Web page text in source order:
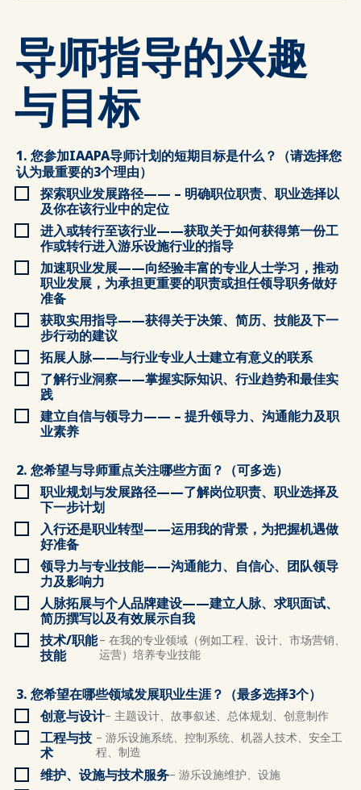
导师指导的兴趣
与目标
1. 您参加IAAPA导师计划的短期目标是什么？（请选择您
认为最重要的3个理由）
探索职业发展路径—— – 明确职位职责、职业选择以
及你在该行业中的定位
进入或转行至该行业——获取关于如何获得第一份工
作或转行进入游乐设施行业的指导
加速职业发展——向经验丰富的专业人士学习，推动
职业发展，为承担更重要的职责或担任领导职务做好
准备
获取实用指导——获得关于决策、简历、技能及下一
步行动的建议
拓展人脉——与行业专业人士建立有意义的联系
了解行业洞察——掌握实际知识、行业趋势和最佳实
践
建立自信与领导力—— – 提升领导力、沟通能力及职
业素养
2. 您希望与导师重点关注哪些方面？（可多选）
职业规划与发展路径——了解岗位职责、职业选择及
下一步计划
入行还是职业转型——运用我的背景，为把握机遇做
好准备
领导力与专业技能——沟通能力、自信心、团队领导
力及影响力
人脉拓展与个人品牌建设——建立人脉、求职面试、
简历撰写以及有效展示自我
技术/职能
技能
– 在我的专业领域（例如工程、设计、市场营销、
运营）培养专业技能
3. 您希望在哪些领域发展职业生涯？（最多选择3个）
创意与设计– 主题设计、故事叙述、总体规划、创意制作
工程与技
术
– 游乐设施系统、控制系统、机器人技术、安全工
程、制造
维护、设施与技术服务– 游乐设施维护、设施